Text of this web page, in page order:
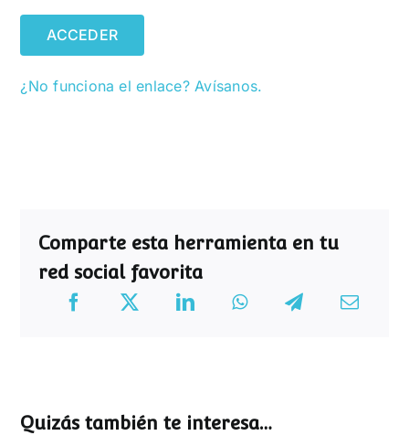
ACCEDER
¿No funciona el enlace? Avísanos.
Comparte esta herramienta en tu
red social favorita
Quizás también te interesa…